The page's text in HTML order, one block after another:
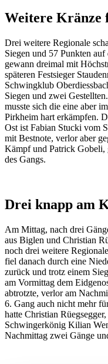
Weitere Kränze
Drei weitere Regionale
Siegen und 57 Punkten
gewann dreimal mit
späteren Festsieger
Schwingklub
Siegen und zwei
musste sich die eine aber
Pirkheim hart erkämpfen.
Ost ist Fabian Stucki vom
mit Bestnote, verlor aber
Kämpf und Patrick Gobeli,
des Gangs.
Drei knapp am
Am Mittag, nach drei
aus Biglen und Christian
noch drei weitere
fiel danach durch eine
zurück und trotz einem
am Vormittag dem
abtrotzte, verlor am
6. Gang auch nicht mehr
hatte Christian
Schwingerkönig Kilian
Nachmittag zwei Gänge